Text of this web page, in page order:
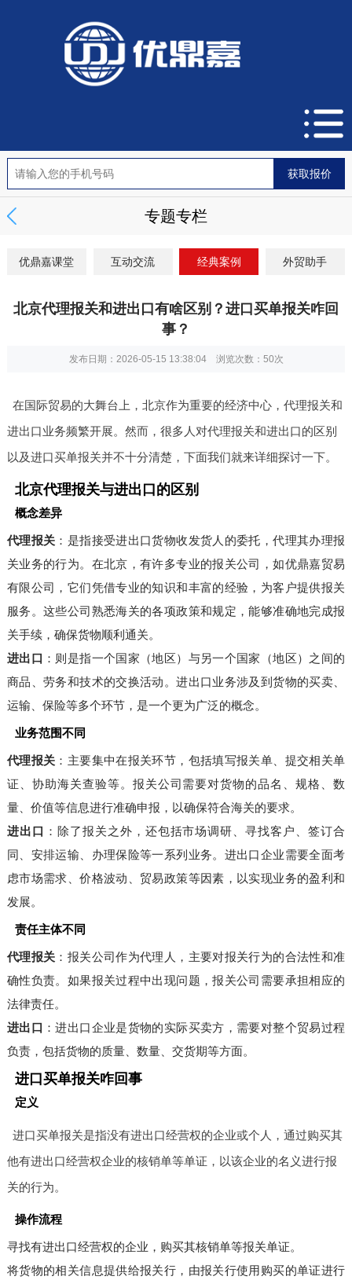
专题专栏
优鼎嘉课堂 互动交流 经典案例 外贸助手
北京代理报关和进出口有啥区别？进口买单报关咋回
事？
发布日期：2026-05-15 13:38:04 浏览次数： 50次
在国际贸易的大舞台上，北京作为重要的经济中心，代理报关和
进出口业务频繁开展。然而，很多人对代理报关和进出口的区别
以及进口买单报关并不十分清楚，下面我们就来详细探讨一下。
北京代理报关与进出口的区别
概念差异
代理报关 ：是指接受进出口货物收发货人的委托，代理其办理报
关业务的行为。在北京，有许多专业的报关公司，如优鼎嘉贸易
有限公司，它们凭借专业的知识和丰富的经验，为客户提供报关
服务。这些公司熟悉海关的各项政策和规定，能够准确地完成报
关手续，确保货物顺利通关。
进出口 ：则是指一个国家（地区）与另一个国家（地区）之间的
商品、劳务和技术的交换活动。进出口业务涉及到货物的买卖、
运输、保险等多个环节，是一个更为广泛的概念。
业务范围不同
代理报关 ：主要集中在报关环节，包括填写报关单、提交相关单
证、协助海关查验等。报关公司需要对货物的品名、规格、数
量、价值等信息进行准确申报，以确保符合海关的要求。
进出口 ：除了报关之外，还包括市场调研、寻找客户、签订合
同、安排运输、办理保险等一系列业务。进出口企业需要全面考
虑市场需求、价格波动、贸易政策等因素，以实现业务的盈利和
发展。
责任主体不同
代理报关 ：报关公司作为代理人，主要对报关行为的合法性和准
确性负责。如果报关过程中出现问题，报关公司需要承担相应的
法律责任。
进出口 ：进出口企业是货物的实际买卖方，需要对整个贸易过程
负责，包括货物的质量、数量、交货期等方面。
进口买单报关咋回事
定义
进口买单报关是指没有进出口经营权的企业或个人，通过购买其
他有进出口经营权企业的核销单等单证，以该企业的名义进行报
关的行为。
操作流程
寻找有进出口经营权的企业，购买其核销单等报关单证。
将货物的相关信息提供给报关行，由报关行使用购买的单证进行